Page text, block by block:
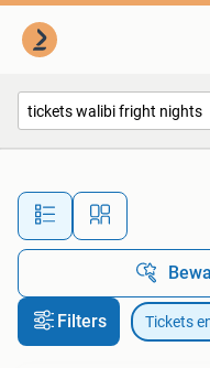
Filters Tickets